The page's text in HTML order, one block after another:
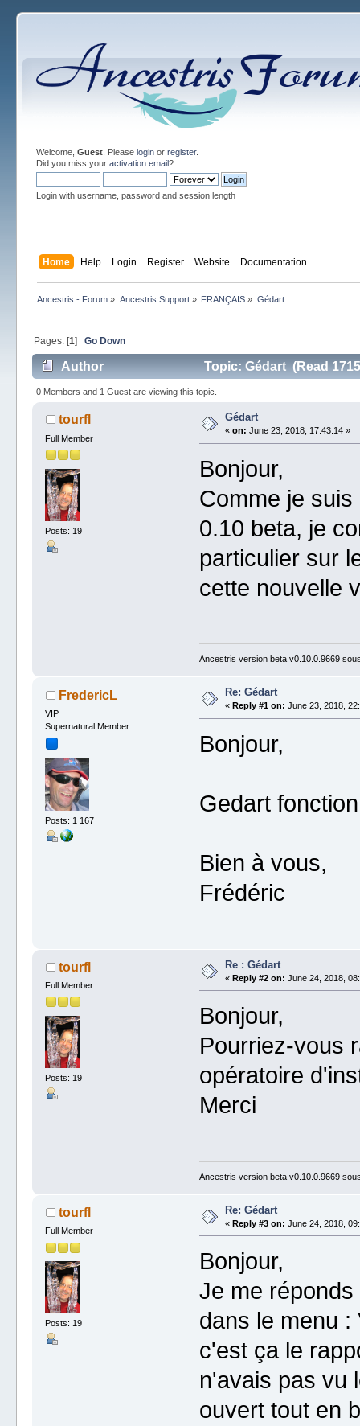
Welcome, Guest. Please loginor register.
Did you miss your activation email?
Login with username, password and session length
Home Help Login Register Website Documentation
Ancestris - Forum » Ancestris Support» FRANÇAIS » Gédart
Pages: [1] Go Down
Author Topic: Gédart (Read
0 Members and 1 Guest are viewing this topic.
tourfl
Full Member
Posts: 19
Gédart
«on: June 23, 2018, 17:43:14 »
Bonjour,
Comme je
0.10 beta, je
particulier sur
cette nouvelle
Ancestris version beta v0.10.0.9669
FredericL
VIP
Supernatural Member
Posts: 1 167
Re: Gédart
« Reply #1 on: June 23, 2018,
Bonjour,
Gedart
Bien à vous,
Frédéric
tourfl
Full Member
Posts: 19
Re : Gédart
«Reply #2 on: June 24, 2018,
Bonjour,
Pourriez-vous
opératoire
Merci
Ancestris version beta v0.10.0.9669
tourfl
Full Member
Posts: 19
Re: Gédart
«Reply #3 on: June 24, 2018,
Bonjour,
Je me
dans le menu :
c'est ça le
n'avais pas vu
ouvert tout en